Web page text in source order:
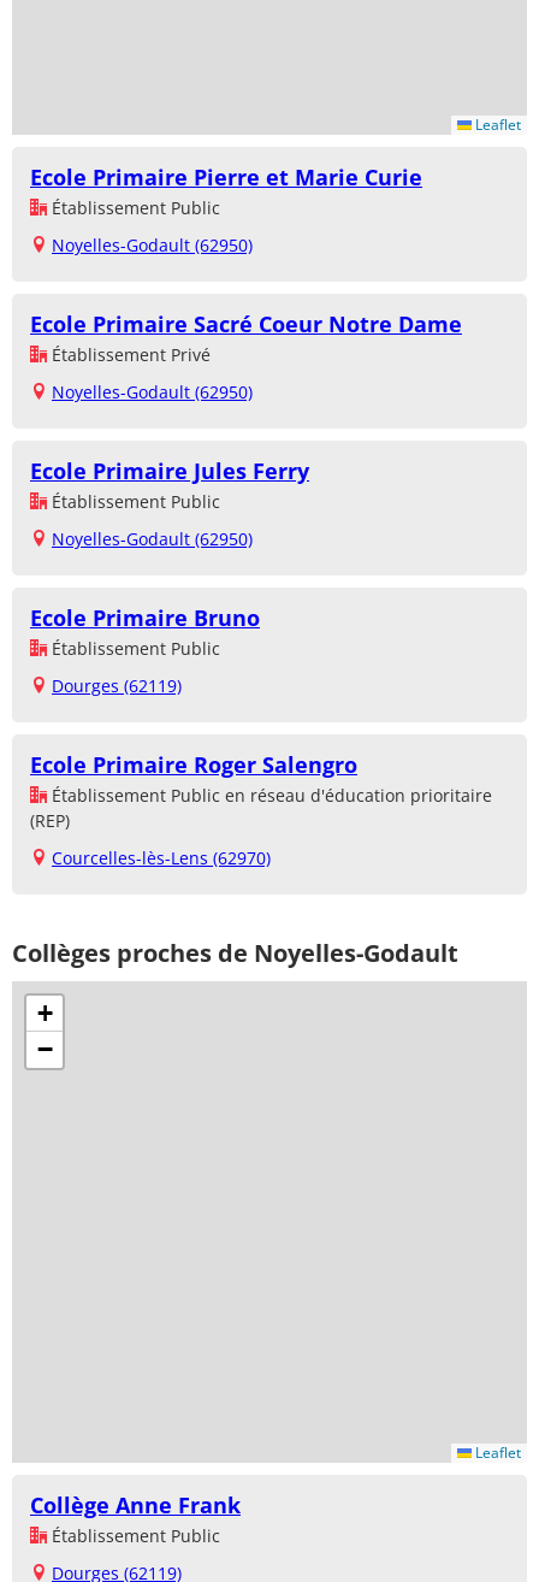
Leaflet
Ecole Primaire Pierre et Marie Curie
Établissement Public
Noyelles-Godault (62950)
Ecole Primaire Sacré Coeur Notre Dame
Établissement Privé
Noyelles-Godault (62950)
Ecole Primaire Jules Ferry
Établissement Public
Noyelles-Godault (62950)
Ecole Primaire Bruno
Établissement Public
Dourges (62119)
Ecole Primaire Roger Salengro
Établissement Public en réseau d'éducation prioritaire
(REP)
Courcelles-lès-Lens (62970)
Collèges proches de Noyelles-Godault
+
−
Leaflet
Collège Anne Frank
Établissement Public
Dourges (62119)